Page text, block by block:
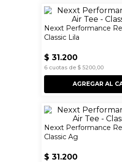
Nexxt Performance
Classic Lila
$ 31.200
6cuotas de $ 5200,00
AGREGAR AL
Nexxt Performance
Classic Ag
$ 31.200